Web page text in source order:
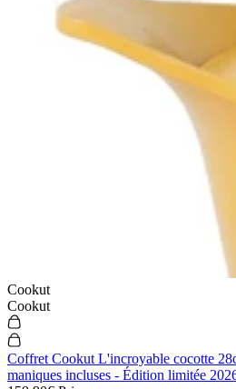
Cookut
Cookut
Coffret Cookut L'incroyable cocotte
maniques incluses - Édition limitée